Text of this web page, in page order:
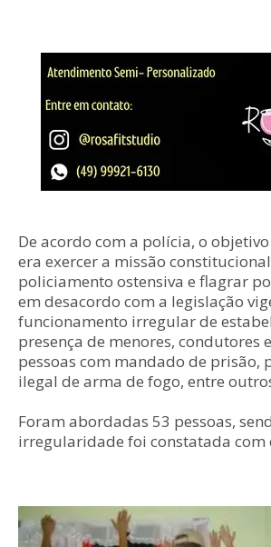
De acordo com a polícia, o
era exercer a missão
policiamento ostensiva e flagrar
em desacordo com a legislação
funcionamento irregular de
presença de menores, condutores
pessoas com mandado de prisão,
ilegal de arma de fogo, entre
Foram abordadas 53 pessoas,
irregularidade foi constatada com